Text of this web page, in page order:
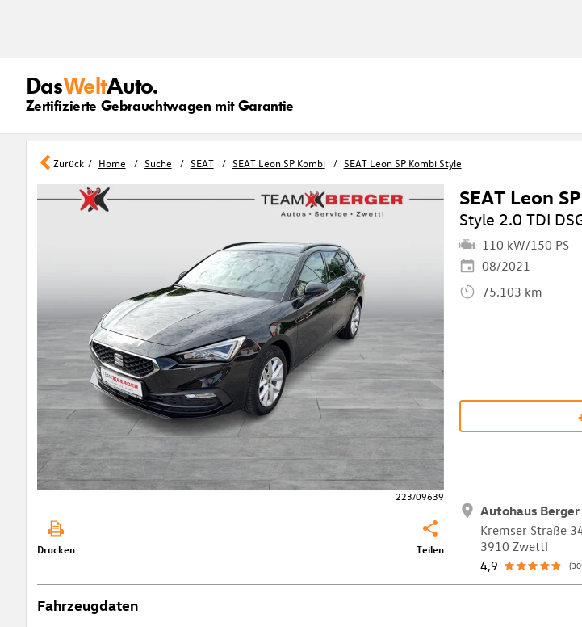
DasWeltAuto.
Zertifizierte Gebrauchtwagen mit Garantie
Zurück Home Suche SEAT SEAT Leon SP Kombi SEAT Leon SP Kombi Style
223/09639
SEAT Leon
Style 2.0 TDI
110 kW/150 PS
08/2021
75.103 km
Autohaus Berger
Kremser Straße
3910 Zwettl
4,9
Drucken Teilen
Fahrzeugdaten